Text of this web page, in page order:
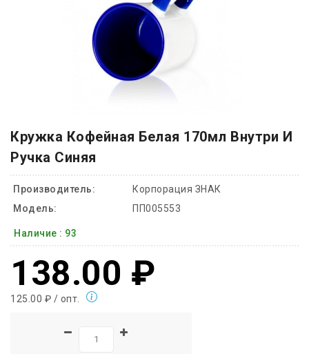
Кружка Кофейная Белая 170мл Внутри И
Ручка Синяя
Производитель:
Корпорация ЗНАК
Модель:
ПП005553
Наличие : 93
138.00 ₽
125.00 ₽ / опт.